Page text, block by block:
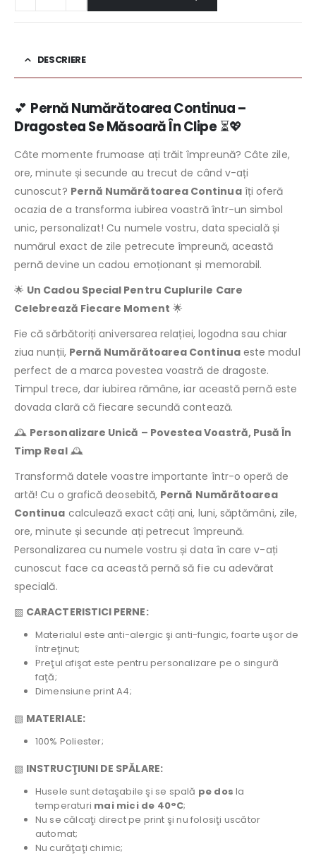
DESCRIERE
💕 Pernă Numărătoarea Continua –
Dragostea Se Măsoară În Clipe⏳💖
Câte momente frumoase ați trăit împreună? Câte zile,
ore, minute și secunde au trecut de când v-ați
cunoscut? Pernă Numărătoarea Continuaîți oferă
ocazia de a transforma iubirea voastră într-un simbol
unic, personalizat! Cu numele vostru, data specială și
numărul exact de zile petrecute împreună, această
pernă devine un cadou emoționant și memorabil.
🌟 Un Cadou Special Pentru Cuplurile Care
Celebrează Fiecare Moment 🌟
Fie că sărbătoriți aniversarea relației, logodna sau chiar
ziua nunții, Pernă Numărătoarea Continuaeste modul
perfect de a marca povestea voastră de dragoste.
Timpul trece, dar iubirea rămâne, iar această pernă este
dovada clară că fiecare secundă contează.
🕰️ Personalizare Unică – Povestea Voastră, Pusă În
Timp Real🕰️
Transformă datele voastre importante într-o operă de
artă! Cu o grafică deosebită, Pernă Numărătoarea
Continua calculează exact câți ani, luni, săptămâni, zile,
ore, minute și secunde ați petrecut împreună.
Personalizarea cu numele vostru și data în care v-ați
cunoscut face ca această pernă să fie cu adevărat
specială.
▧ CARACTERISTICI PERNE:
Materialul este anti-alergic şi anti-fungic, foarte uşor de
întreţinut;
Preţul afişat este pentru personalizare pe o singură
faţă;
Dimensiune print A4;
▧ MATERIALE:
100% Poliester;
▧ INSTRUCŢIUNI DE SPĂLARE:
Husele sunt detaşabile şi se spală pe dos la
temperaturi mai mici de 40°C;
Nu se călcaţi direct pe print şi nu folosiţi uscător
automat;
Nu curăţaţi chimic;